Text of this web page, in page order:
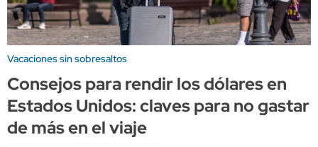
Vacaciones sin sobresaltos
Consejos para rendir los dólares en
Estados Unidos: claves para no gastar
de más en el viaje